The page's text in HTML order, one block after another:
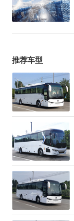
推荐车型